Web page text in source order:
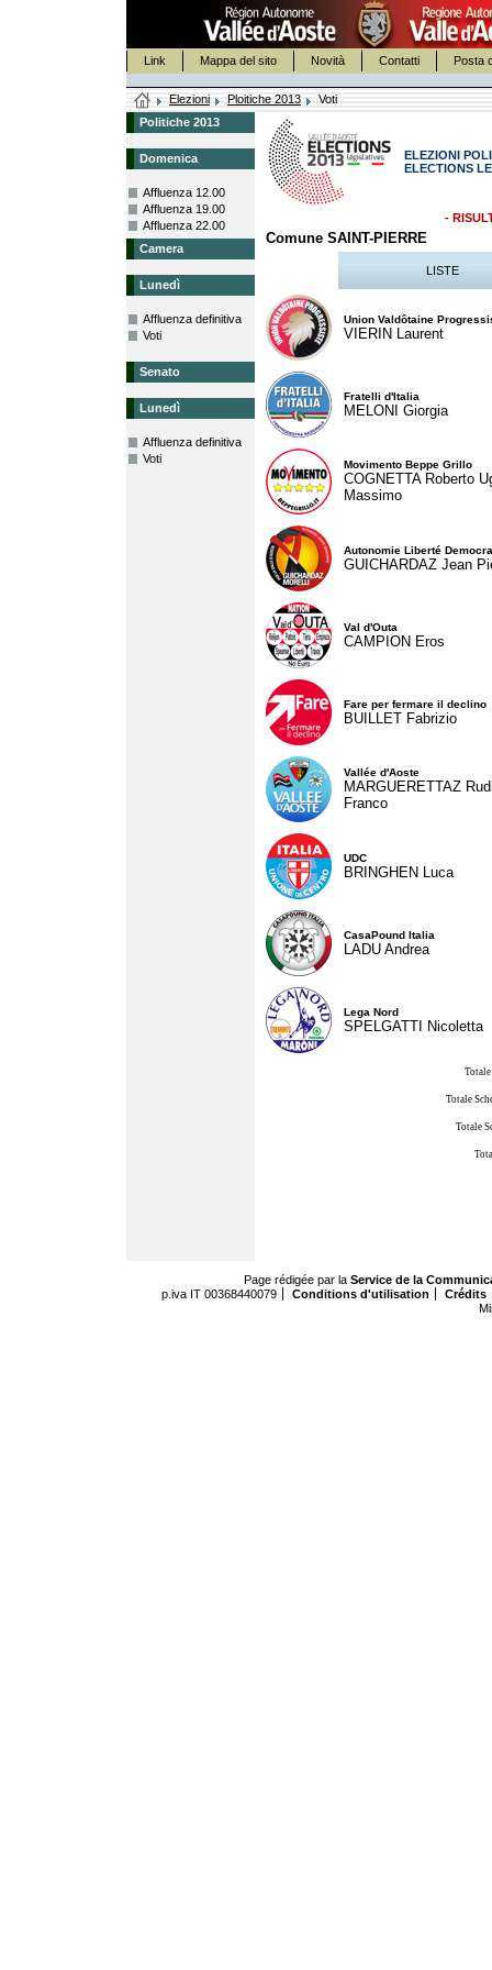
Link Mappa del sito Novità Contatti Posta
Elezioni Ploitiche 2013
Voti
Politiche 2013
Domenica
Affluenza 12.00
Affluenza 19.00
Affluenza 22.00
Camera
Lunedì
Affluenza definitiva
Voti
Senato
Lunedì
Affluenza definitiva
Voti
ELEZIONI
ELECTIONS
-
Comune SAINT-PIERRE
LISTE
Union Valdôtaine
VIERIN Laurent
Fratelli d'Italia
MELONI Giorgia
Movimento Beppe Grillo
COGNETTA Roberto
Massimo
Autonomie Liberté
GUICHARDAZ Jean
Val d'Outa
CAMPION Eros
Fare per fermare il declino
BUILLET Fabrizio
Vallée d'Aoste
MARGUERETTAZ
Franco
UDC
BRINGHEN Luca
CasaPound Italia
LADU Andrea
Lega Nord
SPELGATTI Nicoletta
Totale
Totale
Page rédigée par la Service de la
p.iva IT 00368440079
Conditions d'utilisation
Crédits